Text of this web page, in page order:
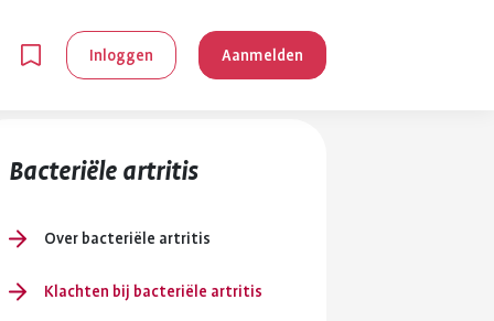
Inloggen Aanmelden
Bacteriële artritis
Over bacteriële artritis
Klachten bij bacteriële artritis